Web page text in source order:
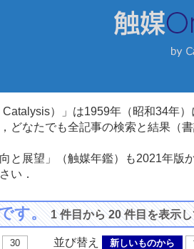
Catalysis）」は1959年（昭和34年
どなたでも全記事の検索と結果（
と展望」（触媒年鑑）も2021年
い．
す。1 件目から 20 件目を表示
30 並び替え 新しいものから